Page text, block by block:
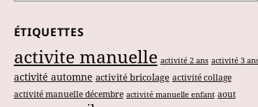
ÉTIQUETTES
activite manuelle activité 2 ans activité 3
activité automne activité bricolage activité collage
activité manuelle décembre activité manuelle enfant aout